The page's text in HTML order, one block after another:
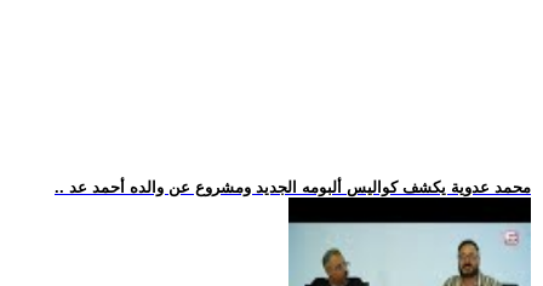
.. محمد عدوية يكشف كواليس ألبومه الجديد ومشروع عن والده أحمد عد